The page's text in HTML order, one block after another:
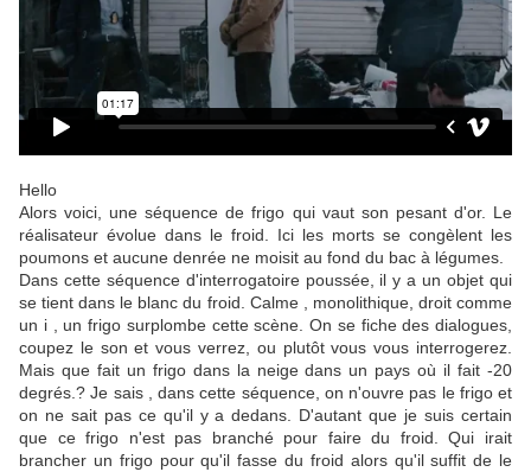
Hello
Alors voici, une séquence de frigo qui vaut son pesant d'or. Le
réalisateur évolue dans le froid. Ici les morts se congèlent les
poumons et aucune denrée ne moisit au fond du bac à légumes.
Dans cette séquence d'interrogatoire poussée, il y a un objet qui
se tient dans le blanc du froid. Calme , monolithique, droit comme
un i , un frigo surplombe cette scène. On se fiche des dialogues,
coupez le son et vous verrez, ou plutôt vous vous interrogerez.
Mais que fait un frigo dans la neige dans un pays où il fait -20
degrés.? Je sais , dans cette séquence, on n'ouvre pas le frigo et
on ne sait pas ce qu'il y a dedans. D'autant que je suis certain
que ce frigo n'est pas branché pour faire du froid. Qui irait
brancher un frigo pour qu'il fasse du froid alors qu'il suffit de le